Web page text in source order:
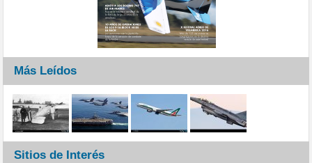
Más Leídos
Sitios de Interés